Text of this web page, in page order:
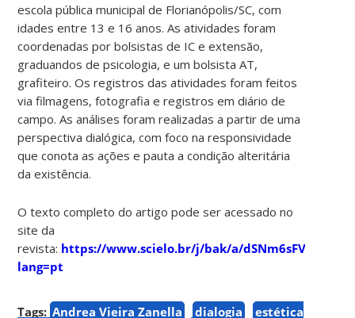
escola pública municipal de Florianópolis/SC, com
idades entre 13 e 16 anos. As atividades foram
coordenadas por bolsistas de IC e extensão,
graduandos de psicologia, e um bolsista AT,
grafiteiro. Os registros das atividades foram feitos
via filmagens, fotografia e registros em diário de
campo. As análises foram realizadas a partir de uma
perspectiva dialógica, com foco na responsividade
que conota as ações e pauta a condição alteritária
da existência.
O texto completo do artigo pode ser acessado no
site da
revista: https://www.scielo.br/j/bak/a/
lang=pt
Tags: Andrea Vieira Zanella dialogia
estética